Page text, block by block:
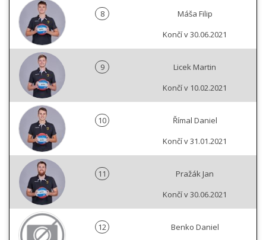
8
Máša Filip
Končí v 30.06.2021
9
Licek Martin
Končí v 10.02.2021
10
Římal Daniel
Končí v 31.01.2021
11
Pražák Jan
Končí v 30.06.2021
12
Benko Daniel